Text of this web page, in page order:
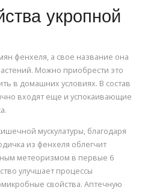
укропной
фенхеля, а свое название она
Можно приобрести это
в домашних условиях. В состав
входят еще и успокаивающие
мускулатуры, благодаря
из фенхеля облегчит
метеоризмом в первые 6
улучшает процессы
свойства. Аптечную